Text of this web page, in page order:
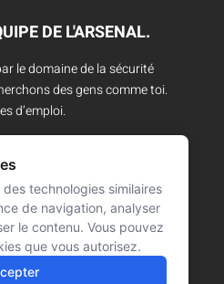
DE L'ARSENAL.
le domaine de la sécurité
des gens comme toi.
d’emploi.
technologies similaires
de navigation, analyser
le contenu. Vous pouvez
que vous autorisez.